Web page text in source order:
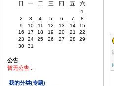
日 一 二 三 四 五 六
1
2
3 4 5 6 7
8
9
10 11 12 13 14
15
16
17 18 19 20 21
22
23
24 25 26 27 28
29
30
31
公告
暂无公告...
我的分类(专题)